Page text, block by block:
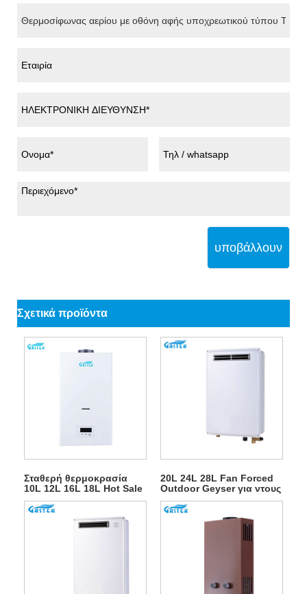
υποβάλλουν
Σχετικά προϊόντα
Σταθερή θερμοκρασία
10L 12L 16L 18L Hot Sale
Τύπος καυσαερίων
Επιτοίχια τοποθέτηση
Tankless Instant LPG
Θερμοσίφωνας Φυσικού
20L 24L 28L Fan Forced
Outdoor Geyser για ντους
ζεστού νερού